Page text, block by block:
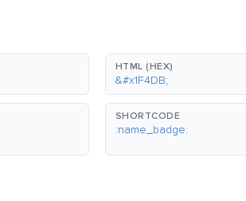
HTML (HEX)
&#x1F4DB;
SHORTCODE
:name_badge: